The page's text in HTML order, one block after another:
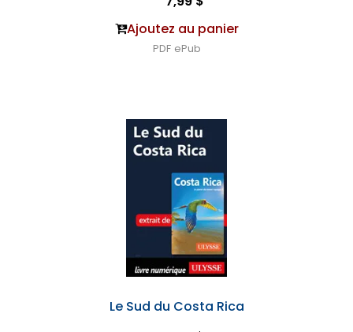
Ajoutez au panier
PDF ePub
Le Sud du Costa Rica